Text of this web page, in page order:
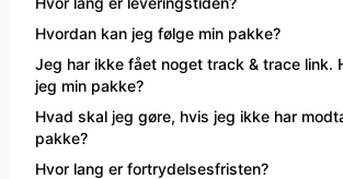
Græsk gud kostume
Hatte og masker
Hawaii skjorte og kostumer
Hvordan kan jeg følge min pakke?
Jeg har ikke fået noget track & trace link.
jeg min pakke?
Hvad skal jeg gøre, hvis jeg ikke har
pakke?
Hvor lang er fortrydelsesfristen?